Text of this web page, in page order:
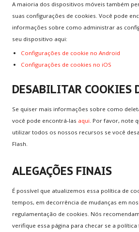
A maioria dos dispositivos móveis também
suas configurações de cookies. Você pode
informações sobre como administrar as
seu dispositivo aqui:
Configurações de cookie no Android
Configurações de cookies no iOS
DESABILITAR COOKIES
Se quiser mais informações sobre como
você pode encontrá-las aqui. Por favor, note
utilizar todos os nossos recursos se você
Flash.
ALEGAÇÕES FINAIS
É possível que atualizemos essa política de
tempos, em decorrência de mudanças em
regulamentação de cookies. Nós
verifique essa página para checar se a